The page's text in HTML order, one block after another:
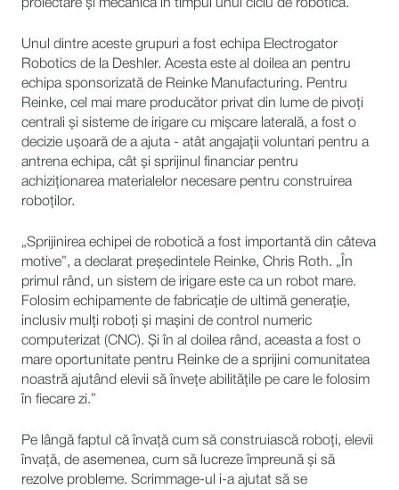
proiectare și mecanică în timpul unui ciclu de robotică.
Unul dintre aceste grupuri a fost echipa Electrogator
Robotics de la Deshler. Acesta este al doilea an pentru
echipa sponsorizată de Reinke Manufacturing. Pentru
Reinke, cel mai mare producător privat din lume de pivoți
centrali și sisteme de irigare cu mișcare laterală, a fost o
decizie ușoară de a ajuta - atât angajații voluntari pentru a
antrena echipa, cât și sprijinul financiar pentru
achiziționarea materialelor necesare pentru construirea
roboților.
„Sprijinirea echipei de robotică a fost importantă din câteva
motive”, a declarat președintele Reinke, Chris Roth. „În
primul rând, un sistem de irigare este ca un robot mare.
Folosim echipamente de fabricație de ultimă generație,
inclusiv mulți roboți și mașini de control numeric
computerizat (CNC). Și în al doilea rând, aceasta a fost o
mare oportunitate pentru Reinke de a sprijini comunitatea
noastră ajutând elevii să învețe abilitățile pe care le folosim
în fiecare zi.”
Pe lângă faptul că învață cum să construiască roboți, elevii
învață, de asemenea, cum să lucreze împreună și să
rezolve probleme. Scrimmage-ul i-a ajutat să se